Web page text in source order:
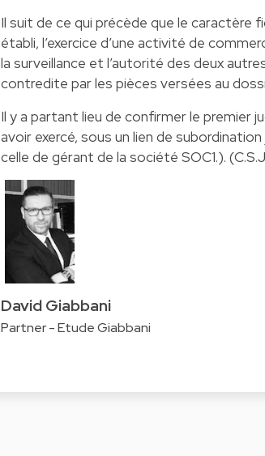
Il suit de ce qui précède que le
établi, l’exercice d’une activité de
la surveillance et l’autorité des deux
contredite par les pièces versées au
Il y a partant lieu de confirmer le premier
avoir exercé, sous un lien de
celle de gérant de la société SOC1.).
David Giabbani
Partner - Etude Giabbani